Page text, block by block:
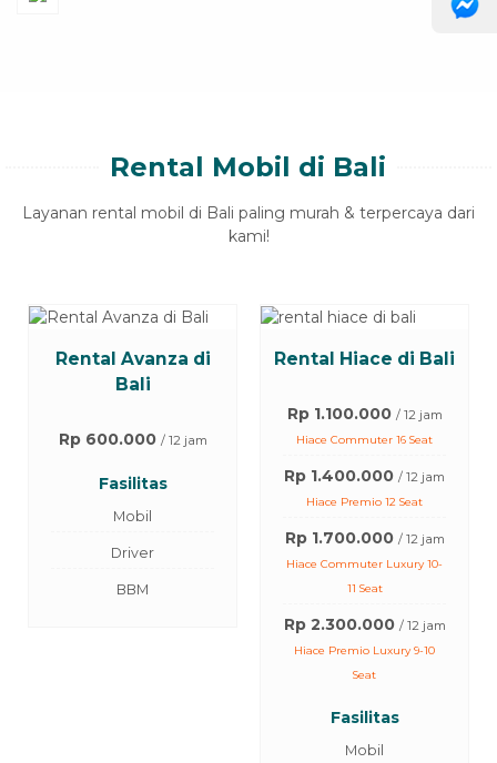
Rental Mobil di Bali
Layanan rental mobil di Bali paling murah & terpercaya dari
kami!
Rental Hiace di Bali
Hiace Commuter 16 Seat
Rp 1.400.000
Rp 1.700.000
11 Seat
Rental Innova di
Rp 850.000 / 12 jam
Innova Reborn
Rp 1.000.000 / 12 jam
Innova Zenix
Fasilitas
Driver
BBM
Uang Makan Driver
Air Mineral